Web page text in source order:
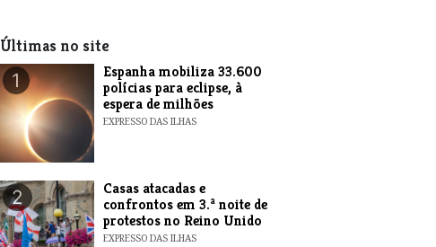
Últimas no site
1
Espanha mobiliza 33.600
polícias para eclipse, à
espera de milhões
EXPRESSO DAS ILHAS
2
Casas atacadas e
confrontos em 3.ª noite de
protestos no Reino Unido
EXPRESSO DAS ILHAS